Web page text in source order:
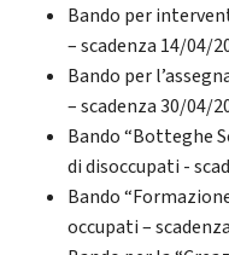
Bando per
– scadenza 14/04/
Bando per
– scadenza 30/04/
Bando “Botteghe
di disoccupati -
Bando
occupati –